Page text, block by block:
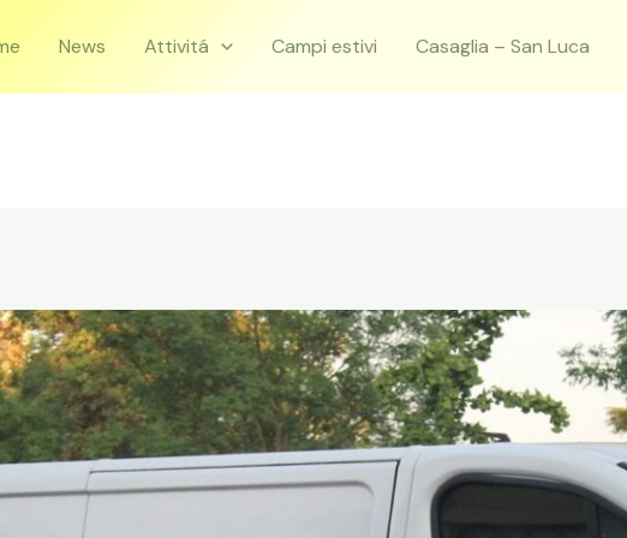
News Attivitá Campi estivi Casaglia – San Luca